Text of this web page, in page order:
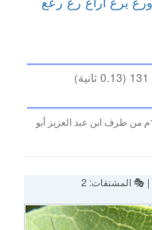
أُلِّفَ معجم ما استعجم بين سنتي 1014م و1094م من طرف ابن عبد العزيز أبو